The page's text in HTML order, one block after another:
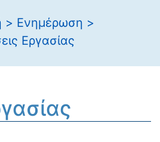
> Ενημέρωση >
Εργασίας